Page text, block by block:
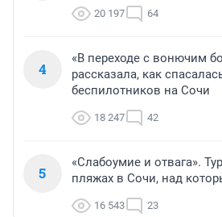
20 197 64
4
«В переходе с вонючим
рассказала, как
беспилотников на Сочи
18 247 42
5
«Слабоумие и отвага».
пляжах в Сочи, над
16 543 23